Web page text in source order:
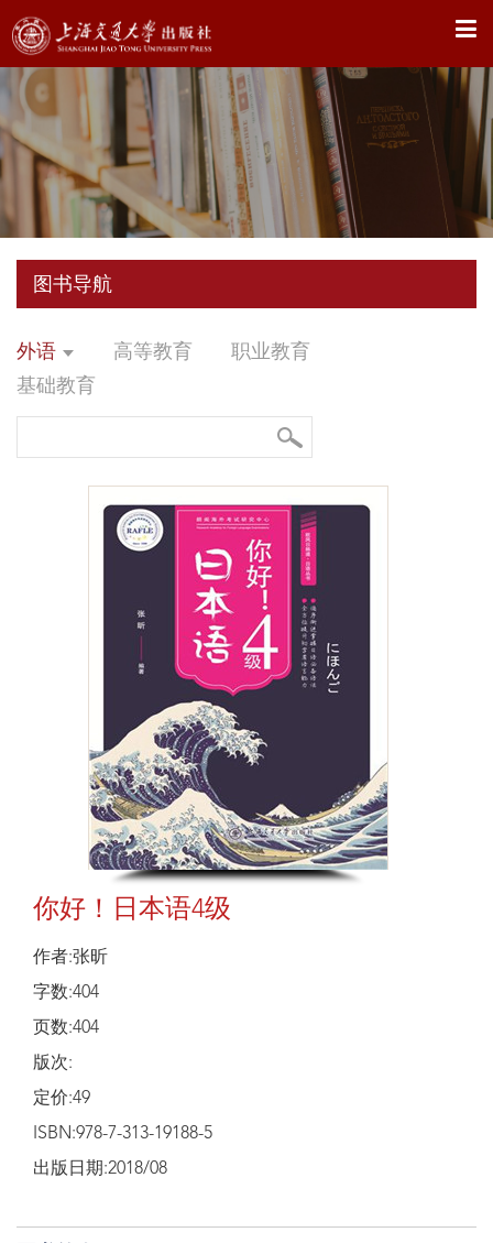
X
图书导航
外语 高等教育
职业教育
基础教育
你好！日本语4级
作者:张昕
字数:404
页数:404
版次:
定价:49
ISBN:978-7-313-19188-5
出版日期:2018/08